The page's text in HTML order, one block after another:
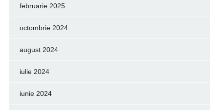
februarie 2025
octombrie 2024
august 2024
iulie 2024
iunie 2024